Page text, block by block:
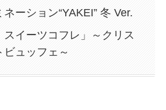
ーション“YAKEI” 冬 Ver.
スイーツコフレ」～クリス
ュッフェ～